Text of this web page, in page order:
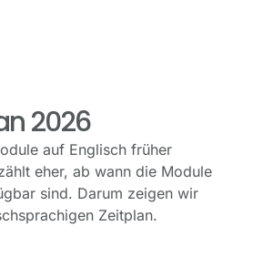
2026
auf Englisch früher
eher, ab wann die Module
sind. Darum zeigen wir
Zeitplan.